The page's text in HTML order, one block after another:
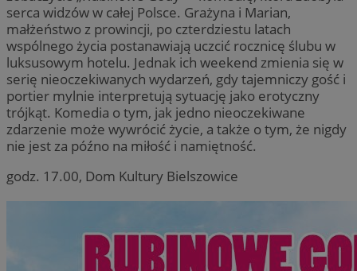
serca widzów w całej Polsce. Grażyna i Marian,
małżeństwo z prowincji, po czterdziestu latach
wspólnego życia postanawiają uczcić rocznicę ślubu w
luksusowym hotelu. Jednak ich weekend zmienia się w
serię nieoczekiwanych wydarzeń, gdy tajemniczy gość i
portier mylnie interpretują sytuację jako erotyczny
trójkąt. Komedia o tym, jak jedno nieoczekiwane
zdarzenie może wywrócić życie, a także o tym, że nigdy
nie jest za późno na miłość i namiętność.
godz. 17.00, Dom Kultury Bielszowice